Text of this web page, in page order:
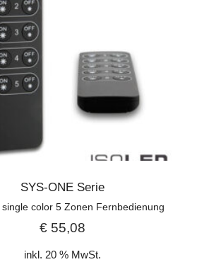
SYS-ONE Serie
single color 5 Zonen Fernbedienung
€ 55,08
inkl. 20 % MwSt.